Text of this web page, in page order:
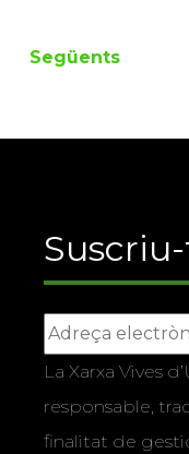
Següents
La Xarxa Vives
responsable,
finalitat de